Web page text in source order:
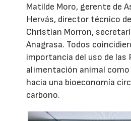
Matilde Moro, gerente de
Hervás, director técnico
Christian Morron,
Anagrasa. Todos
importancia del uso de las
alimentación animal como
hacia una bioeconomía
carbono.